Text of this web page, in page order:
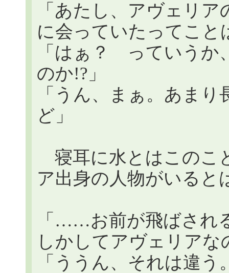
「あたし、アヴェリ
に会っていたってこ
「はぁ？ っていうか
のか!?」
「うん、まぁ。あま
ど」
寝耳に水とはこのこ
ア出身の人物がいると
「……お前が飛ばされ
しかしてアヴェリアな
「ううん、それは違